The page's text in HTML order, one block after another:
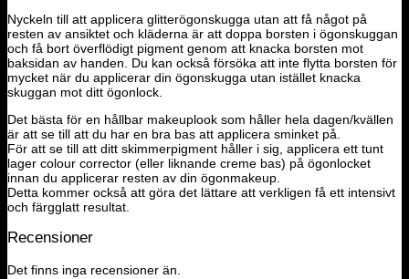
Nyckeln till att applicera glitterögonskugga utan att få något på
resten av ansiktet och kläderna är att doppa borsten i ögonskuggan
och få bort överflödigt pigment genom att knacka borsten mot
baksidan av handen. Du kan också försöka att inte flytta borsten för
mycket när du applicerar din ögonskugga utan istället knacka
skuggan mot ditt ögonlock.
Det bästa för en hållbar makeuplook som håller hela dagen/kvällen
är att se till att du har en bra bas att applicera sminket på.
För att se till att ditt skimmerpigment håller i sig, applicera ett tunt
lager colour corrector (eller liknande creme bas) på ögonlocket
innan du applicerar resten av din ögonmakeup.
Detta kommer också att göra det lättare att verkligen få ett intensivt
och färgglatt resultat.
Recensioner
Det finns inga recensioner än.